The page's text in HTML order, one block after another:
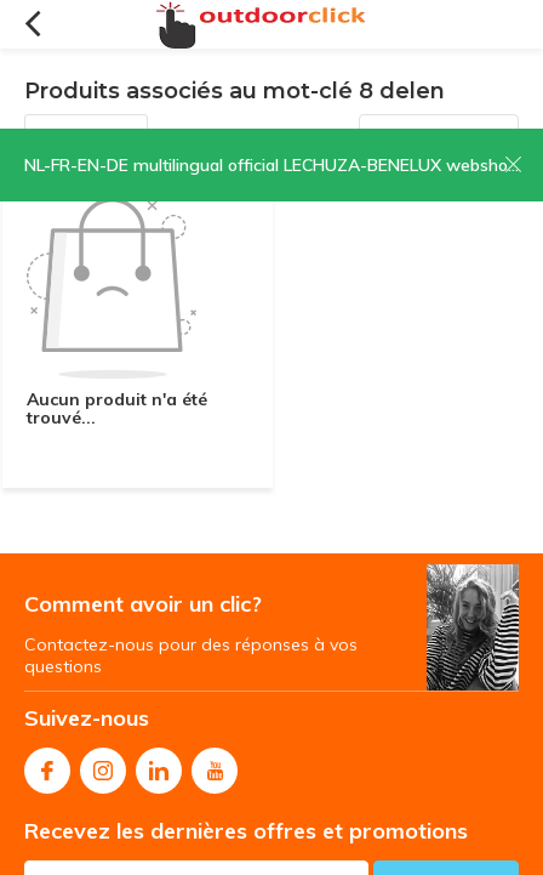
NL-FR-EN-DE multilingual official LECHUZA-BENELUX webshop | CLICK HERE NOW!
Produits associés au mot-clé 8 delen
Filtres Trier par:
Aucun produit n'a été
trouvé...
Comment avoir un clic?
Contactez-nous pour des réponses à vos
questions
Suivez-nous
Recevez les dernières offres et promotions